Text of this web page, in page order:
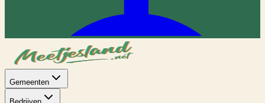
Gemeenten